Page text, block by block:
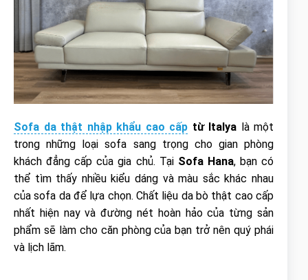
Sofa da thật nhập khẩu cao cấp từ Italya là một
trong những loại sofa sang trọng cho gian phòng
khách đẳng cấp của gia chủ. Tại Sofa Hana, bạn có
thể tìm thấy nhiều kiểu dáng và màu sắc khác nhau
của sofa da để lựa chọn. Chất liệu da bò thật cao cấp
nhất hiện nay và đường nét hoàn hảo của từng sản
phẩm sẽ làm cho căn phòng của bạn trở nên quý phái
và lịch lãm.